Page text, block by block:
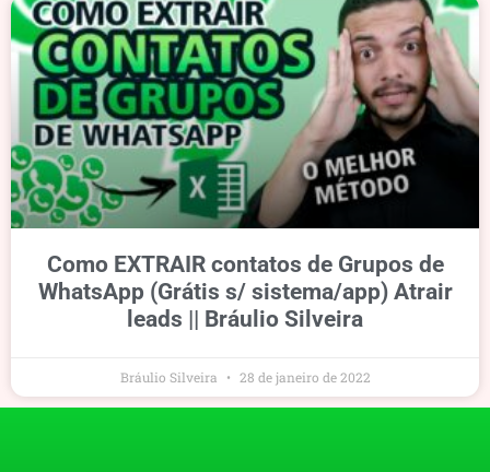
Como EXTRAIR contatos de Grupos de
WhatsApp (Grátis s/ sistema/app) Atrair
leads || Bráulio Silveira
Bráulio Silveira 28 de janeiro de 2022